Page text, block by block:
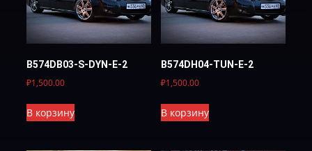
B574DB03-S-DYN-Е-2
₽1,500.00
В корзину
B574DH04-TUN-E-2
₽1,500.00
В корзину